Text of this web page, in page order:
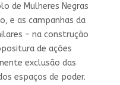
de Mulheres Negras
e as campanhas da
– na construção
de ações
exclusão das
espaços de poder.